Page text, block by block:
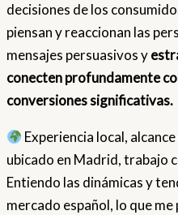
decisiones de los
piensan y reaccionan las
mensajes persuasivos y
conecten profundamente
conversiones significativas.
Experiencia local,
ubicado en Madrid, trabajo
Entiendo las dinámicas y
mercado español, lo que